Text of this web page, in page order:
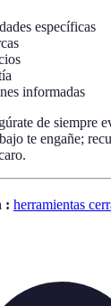
específicas
informadas
de siempre
te engañe;
: herramientas